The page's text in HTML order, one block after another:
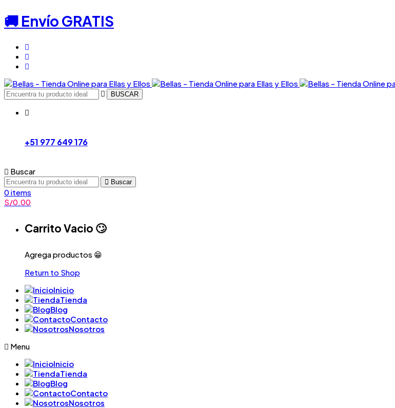
🚚 Envío GRATIS
BUSCAR
+51 977 649 176
Buscar
Buscar
0items
S/0.00
Carrito Vacio 🙄
Agrega productos 😁
Return to Shop
Inicio
Tienda
Blog
Contacto
Nosotros
Menu
Inicio
Tienda
Blog
Contacto
Nosotros